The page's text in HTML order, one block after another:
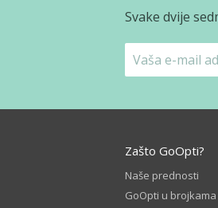
Svake dvije
Zašto GoOpti?
Naše prednosti
GoOpti u brojkama